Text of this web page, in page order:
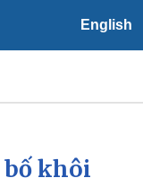
English
bố khôi